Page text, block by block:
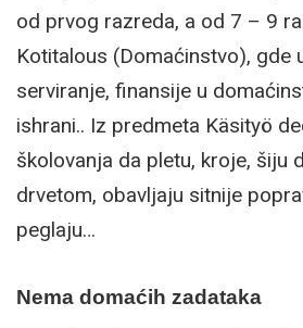
od prvog razreda, a od 7 – 9
Kotitalous (Domaćinstvo), gde
serviranje, finansije u
ishrani.. Iz predmeta Käsityö
školovanja da pletu, kroje, šiju
drvetom, obavljaju sitnije
peglaju…
Nema domaćih zadataka